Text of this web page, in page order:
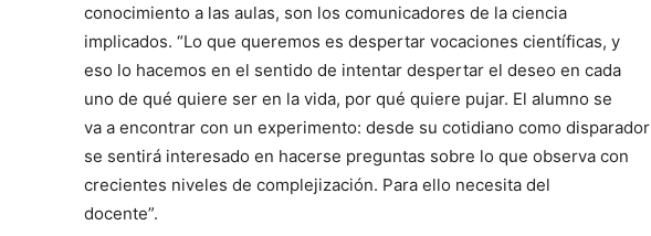
conocimiento a las aulas, son los comunicadores de la ciencia
implicados. “Lo que queremos es despertar vocaciones científicas, y
eso lo hacemos en el sentido de intentar despertar el deseo en cada
uno de qué quiere ser en la vida, por qué quiere pujar. El alumno se
va a encontrar con un experimento: desde su cotidiano como disparador
se sentirá interesado en hacerse preguntas sobre lo que observa con
crecientes niveles de complejización. Para ello necesita del
docente”.